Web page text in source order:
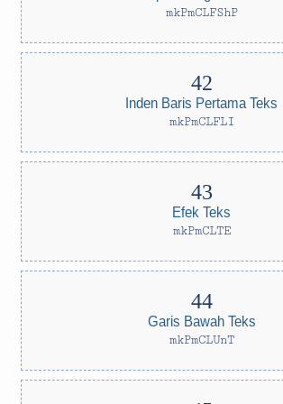
mkPmCLFShP
Inden Baris Pertama Teks
mkPmCLFLI
Efek Teks
mkPmCLTE
Garis Bawah Teks
mkPmCLUnT